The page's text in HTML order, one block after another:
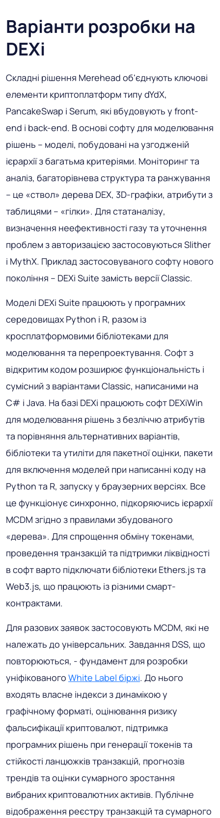
Варіанти розробки на
DEXi
Складні рішення Merehead об'єднують ключові
елементи криптоплатформ типу dYdX,
PancakeSwap і Serum, які вбудовують у front-
end і back-end. В основі софту для моделювання
рішень – моделі, побудовані на узгодженій
ієрархії з багатьма критеріями. Моніторинг та
аналіз, багаторівнева структура та ранжування
– це «ствол» дерева DEX, 3D-графіки, атрибути з
таблицями – «гілки». Для статаналізу,
визначення неефективності газу та уточнення
проблем з авторизацією застосовуються Slither
і MythX. Приклад застосовуваного софту нового
покоління – DEXi Suite замість версії Classic.
Моделі DEXi Suite працюють у програмних
середовищах Python і R, разом із
кросплатформовими бібліотеками для
моделювання та перепроектування. Софт з
відкритим кодом розширює функціональність і
сумісний з варіантами Classic, написаними на
C# і Java. На базі DEXi працюють софт DEXiWin
для моделювання рішень з безліччю атрибутів
та порівняння альтернативних варіантів,
бібліотеки та утиліти для пакетної оцінки, пакети
для включення моделей при написанні коду на
Python та R, запуску у браузерних версіях. Все
це функціонує синхронно, підкоряючись ієрархії
MCDM згідно з правилами збудованого
«дерева». Для спрощення обміну токенами,
проведення транзакцій та підтримки ліквідності
в софт варто підключати бібліотеки Ethers.js та
Web3.js, що працюють із різними смарт-
контрактами.
Для разових заявок застосовують MCDM, які не
належать до універсальних. Завдання DSS, що
повторюються, - фундамент для розробки
уніфікованого White Label біржі. До нього
входять власне індекси з динамікою у
графічному форматі, оцінювання ризику
фальсифікації криптовалют, підтримка
програмних рішень при генерації токенів та
стійкості ланцюжків транзакцій, прогнозів
трендів та оцінки сумарного зростання
вибраних криптовалютних активів. Публічне
відображення реєстру транзакцій та сумарного